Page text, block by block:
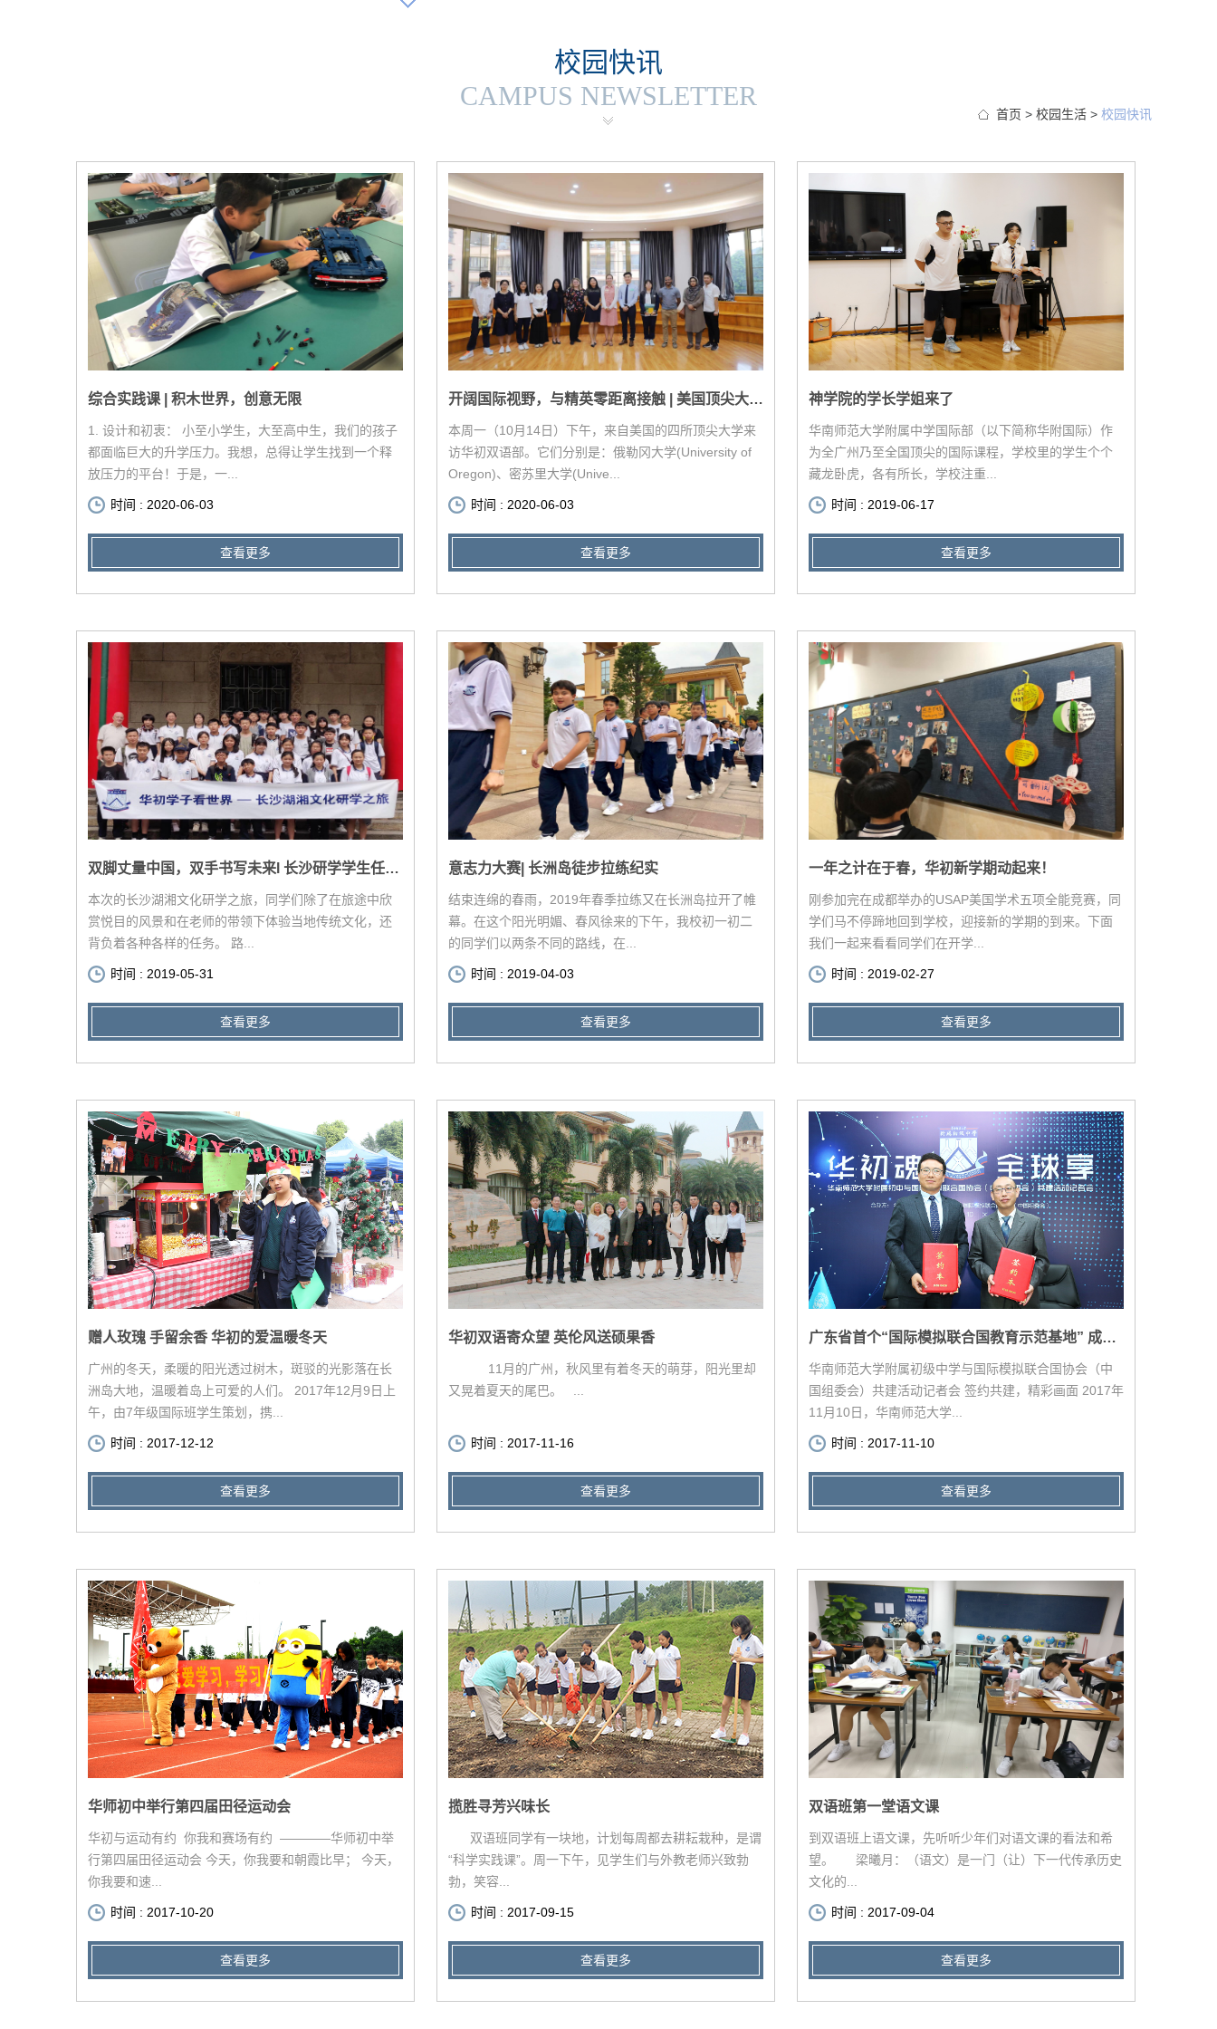
首页 > 校园生活 > 校园快讯
校园快讯
CAMPUS NEWSLETTER
综合实践课 | 积木世界，创意无限
1. 设计和初衷： 小至小学生，大至高中生，我们的孩子
都面临巨大的升学压力。我想，总得让学生找到一个释
放压力的平台！于是，一...
时间 : 2020-06-03
查看更多
开阔国际视野，与精英零距离接触 | 美国顶尖大学来访
本周一（10月14日）下午，来自美国的四所顶尖大学来
访华初双语部。它们分别是：俄勒冈大学(University of
Oregon)、密苏里大学(Unive...
时间 : 2020-06-03
查看更多
神学院的学长学姐来了
华南师范大学附属中学国际部（以下简称华附国际）作
为全广州乃至全国顶尖的国际课程，学校里的学生个个
藏龙卧虎，各有所长，学校注重...
时间 : 2019-06-17
查看更多
双脚丈量中国，双手书写未来l 长沙研学学生任务剖析
本次的长沙湖湘文化研学之旅，同学们除了在旅途中欣
赏悦目的风景和在老师的带领下体验当地传统文化，还
背负着各种各样的任务。 路...
时间 : 2019-05-31
查看更多
意志力大赛| 长洲岛徒步拉练纪实
结束连绵的春雨，2019年春季拉练又在长洲岛拉开了帷
幕。在这个阳光明媚、春风徐来的下午，我校初一初二
的同学们以两条不同的路线，在...
时间 : 2019-04-03
查看更多
一年之计在于春，华初新学期动起来！
刚参加完在成都举办的USAP美国学术五项全能竞赛，同
学们马不停蹄地回到学校，迎接新的学期的到来。下面
我们一起来看看同学们在开学...
时间 : 2019-02-27
查看更多
赠人玫瑰 手留余香 华初的爱温暖冬天
广州的冬天，柔暖的阳光透过树木，斑驳的光影落在长
洲岛大地，温暖着岛上可爱的人们。 2017年12月9日上
午，由7年级国际班学生策划，携...
时间 : 2017-12-12
查看更多
华初双语寄众望 英伦风送硕果香
11月的广州，秋风里有着冬天的萌芽，阳光里却
又晃着夏天的尾巴。 ...
时间 : 2017-11-16
查看更多
广东省首个“国际模拟联合国教育示范基地” 成功签约华师初中
华南师范大学附属初级中学与国际模拟联合国协会（中
国组委会）共建活动记者会 签约共建，精彩画面 2017年
11月10日，华南师范大学...
时间 : 2017-11-10
查看更多
华师初中举行第四届田径运动会
华初与运动有约 你我和赛场有约 ————华师初中举
行第四届田径运动会 今天，你我要和朝霞比早； 今天，
你我要和速...
时间 : 2017-10-20
查看更多
揽胜寻芳兴味长
双语班同学有一块地，计划每周都去耕耘栽种，是谓
“科学实践课”。周一下午，见学生们与外教老师兴致勃
勃，笑容...
时间 : 2017-09-15
查看更多
双语班第一堂语文课
到双语班上语文课，先听听少年们对语文课的看法和希
望。 梁曦月：（语文）是一门（让）下一代传承历史
文化的...
时间 : 2017-09-04
查看更多